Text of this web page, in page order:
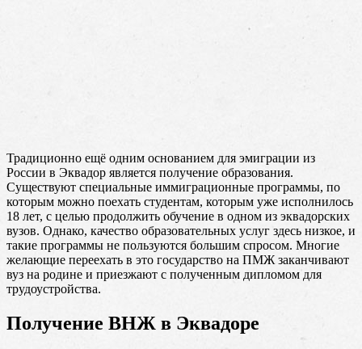
Традиционно ещё одним основанием для эмиграции из
России в Эквадор является получение образования.
Существуют специальные иммиграционные программы, по
которым можно поехать студентам, которым уже исполнилось
18 лет, с целью продолжить обучение в одном из эквадорских
вузов. Однако, качество образовательных услуг здесь низкое, и
такие программы не пользуются большим спросом. Многие
желающие переехать в это государство на ПМЖ заканчивают
вуз на родине и приезжают с полученным дипломом для
трудоустройства.
Получение ВНЖ в Эквадоре